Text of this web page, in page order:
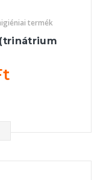
termék
(trinátrium